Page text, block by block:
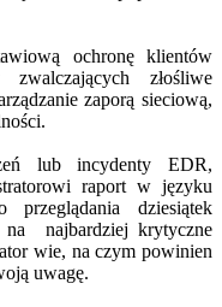
ochronę klientów
złośliwe
zaporą sieciową,
lub incydenty EDR,
raport w języku
przeglądania dziesiątek
najbardziej krytyczne
wie, na czym powinien
uwagę.